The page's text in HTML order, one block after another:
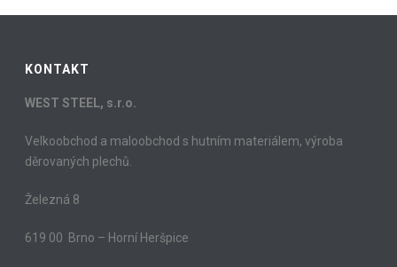
KONTAKT
WEST STEEL, s.r.o.
Velkoobchod a maloobchod s hutním materiálem, výroba
děrovaných plechů.
Železná 8
619 00 Brno – Horní Heršpice